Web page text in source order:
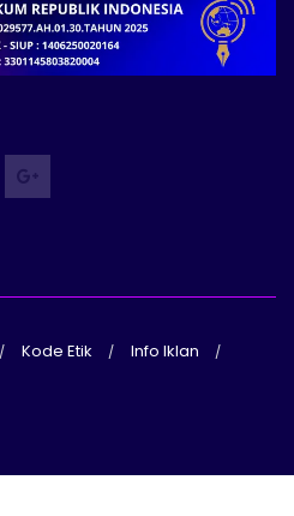
Kode Etik
Info Iklan